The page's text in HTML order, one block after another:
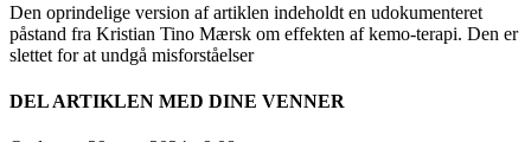
Den oprindelige version af artiklen indeholdt en udokumenteret
påstand fra Kristian Tino Mærsk om effekten af kemo-terapi. Den er
slettet for at undgå misforståelser
DEL ARTIKLEN MED DINE VENNER